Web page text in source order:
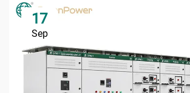
17
Sep